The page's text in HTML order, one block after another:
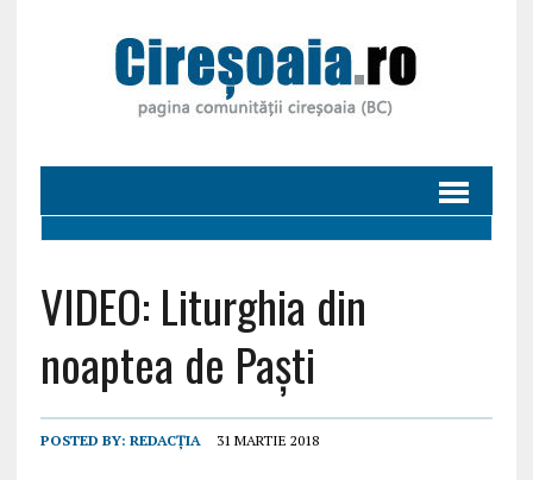
VIDEO: Liturghia din
noaptea de Paști
POSTED BY: REDACȚIA 31 MARTIE 2018